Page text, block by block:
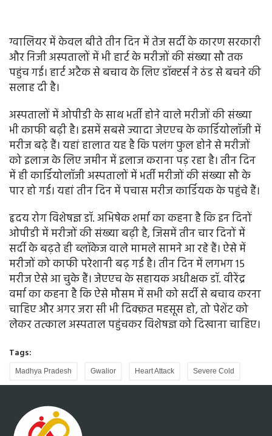
ग्वालियर में केवल बीते तीन दिन में तेज सर्दी के कारण सरकारी
और निजी अस्पतालों में भी हार्ट के मरीजों की संख्या सौ तक
पहुंच गई। हार्ट अटैक से बचाव के लिए डॉक्टर्स ने ठंड से बचने की
सलाह दी है।
अस्पतालों में ओपीडी के साथ भर्ती होने वाले मरीजों की संख्या
भी काफी बढ़ी है। इसमें सबसे ज्यादा जेएएच के कार्डियोलॉजी में
मरीज बढ़े हैं। यहां हालात यह है कि पलंग फुल होने से मरीजों
को इलाज के लिए जमीन में इलाज कराना पड़ रहा है। तीन दिन
में ही कार्डियोलॉजी अस्पतालों में भर्ती मरीजों की संख्या सौ के
पार हो गई। यहां तीन दिन में पचास मरीज कार्डियक के पहुंचे हैं।
हृदय रोग विशेषज्ञ डॉ. अभिषेक शर्मा का कहना है कि इन दिनों
ओपीडी में मरीजों की संख्या बढ़ी है, जिसमें तीन चार दिनों में
सर्दी के बढ़ते ही ब्लॉकेज वाले मामले सामने आ रहे हैं। ऐसे में
मरीजों को काफी परेशानी बढ़ गई है। तीन दिन में लगभग 15
मरीज ऐसे आ चुके हैं। जेएएच के सहायक अधीक्षक डॉ. वीरेंद्र
वर्मा का कहना है कि ऐसे मौसम में सभी को सर्दी से बचाव करना
चाहिए और अगर जरा सी भी दिक्क़त महसूस हो, तो पेशेंट को
लेकर तत्काल अस्पताल पहुंचकर विशेषज्ञ को दिखाना चाहिए।
Tags:
Madhya Pradesh Gwalior Heart Attack Severe Cold